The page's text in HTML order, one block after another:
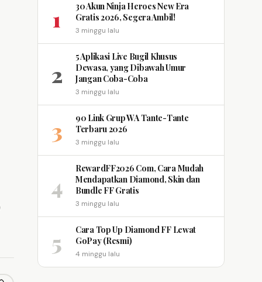
1
30 Akun Ninja Heroes New Era
Gratis 2026, Segera Ambil!
3 minggu lalu
2
5 Aplikasi Live Bugil Khusus
Dewasa, yang Dibawah Umur
Jangan Coba-Coba
3 minggu lalu
3
90 Link Grup WA Tante-Tante
Terbaru 2026
3 minggu lalu
4
RewardFF2026 Com, Cara Mudah
Mendapatkan Diamond, Skin dan
Bundle FF Gratis
3 minggu lalu
5
Cara Top Up Diamond FF Lewat
GoPay (Resmi)
4 minggu lalu